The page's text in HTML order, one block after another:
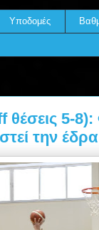
Υποδομές
5-
την